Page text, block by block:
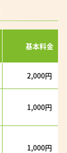
基本料金
2,000円
1,000円
1,000円